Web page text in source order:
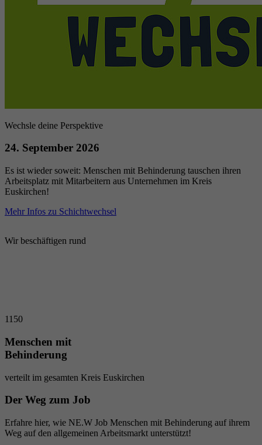
Wechsle deine Perspektive
24. September 2026
Es ist wieder soweit: Menschen mit Behinderung tauschen ihren
Arbeitsplatz mit Mitarbeitern aus Unternehmen im Kreis
Euskirchen!
Mehr Infos zu Schichtwechsel
Wir beschäftigen rund
1150
Menschen mit
Behinderung
verteilt im gesamten Kreis Euskirchen
Der Weg zum Job
Erfahre hier, wie NE.W Job Menschen mit Behinderung auf ihrem
Weg auf den allgemeinen Arbeitsmarkt unterstützt!